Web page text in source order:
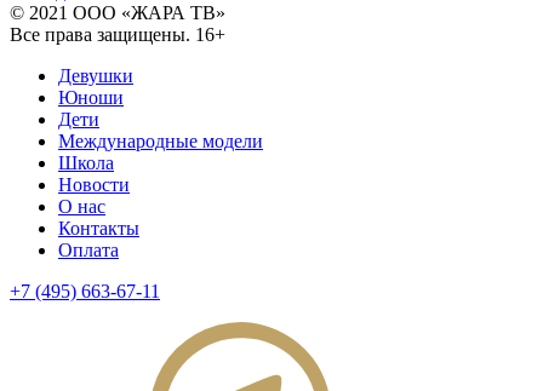
© 2021 ООО «ЖАРА ТВ»
Все права защищены. 16+
Девушки
Юноши
Дети
Международные модели
Школа
Новости
О нас
Контакты
Оплата
+7 (495) 663-67-11